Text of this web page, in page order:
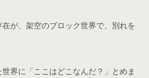
が、架空のブロック世界で、別れを
界に「ここはどこなんだ？」とめま